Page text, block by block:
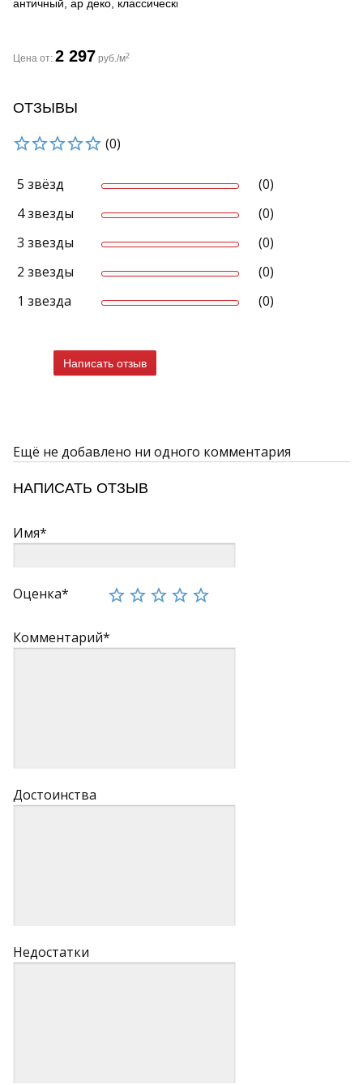
античный, ар деко, классический, современный, черно-белый
Цена от: 2 297 руб./м2
ОТЗЫВЫ
(0)
5 звёзд
(0)
4 звезды
(0)
3 звезды
(0)
2 звезды
(0)
1 звезда
(0)
Написать отзыв
Ещё не добавлено ни одного комментария
НАПИСАТЬ ОТЗЫВ
Имя*
Оценка*
Комментарий*
Достоинства
Недостатки